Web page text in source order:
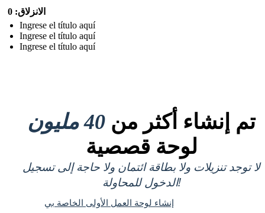
الانزلاق: 0
Ingrese el título aquí
Ingrese el título aquí
Ingrese el título aquí
تم إنشاء أكثر من 40 مليون
لوحة قصصية
لا توجد تنزيلات ولا بطاقة ائتمان ولا حاجة إلى تسجيل
الدخول للمحاولة!
إنشاء لوحة العمل الأولى الخاصة بي